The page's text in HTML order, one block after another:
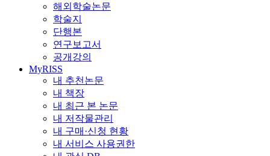
해외학술논문
학술지
단행본
연구보고서
공개강의
MyRISS
내 추천논문
내 책장
내 최근 본 논문
내 저작물관리
내 구매·신청 현황
내 서비스 사용권한